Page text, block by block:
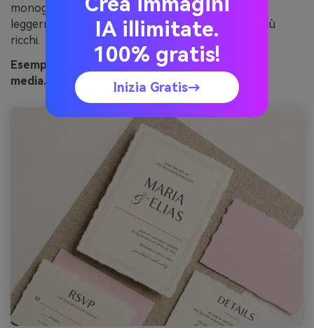
monogrammi o bordi. Consiglio: stampa su carta
leggermente testurizzata così i neutri appaiono più
ricchi.
Esempio immagine blush and oat generata con
media.io
IA illimitate.
100% gratis!
Inizia Gratis→